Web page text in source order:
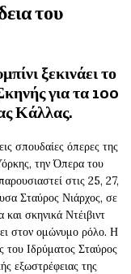
του
ξεκινάει το
για τα 100
Κάλλας.
σπουδαίες όπερες της
την Όπερα του
στις 25, 27,
Σταύρος Νιάρχος, σε
σκηνικά Ντέιβιντ
στον ομώνυμο ρόλο. Η
του Ιδρύματος Σταύρος
εξωστρέφειας της